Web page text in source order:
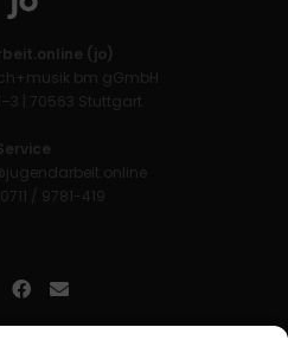
(jo)
bm gGmbH
| 70563 Stuttgart
/ 9781-419